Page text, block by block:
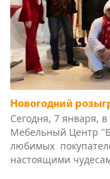
Новогодний
Сегодня, 7 января,
Мебельный Центр
любимых
настоящими